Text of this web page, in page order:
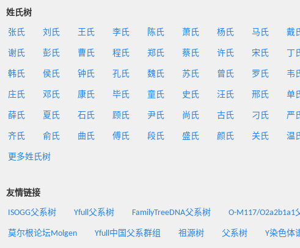
姓氏树
张氏 刘氏 王氏 李氏 陈氏 萧氏 杨氏 马氏 戴
谢氏 彭氏 曹氏 程氏 郑氏 蔡氏 许氏 宋氏 丁
韩氏 侯氏 钟氏 孔氏 魏氏 苏氏 曾氏 罗氏 韦
庄氏 邓氏 康氏 毕氏 童氏 史氏 汪氏 邢氏 单
薛氏 夏氏 石氏 顾氏 尹氏 尚氏 古氏 刁氏 严
齐氏 俞氏 曲氏 傅氏 段氏 盛氏 颜氏 关氏 温
更多姓氏树
友情链接
ISOGG父系树 Yfull父系树 FamilyTreeDNA父系树 O-M117/O2a2b1a1
莫尔根论坛Molgen Yfull中国父系群组 祖源树 父系树 Y染色体